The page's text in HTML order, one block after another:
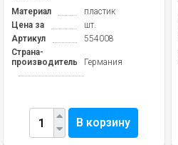
Материал
пластик
Цена за
шт.
Артикул
554008
Страна-
производитель
Германия
В корзину